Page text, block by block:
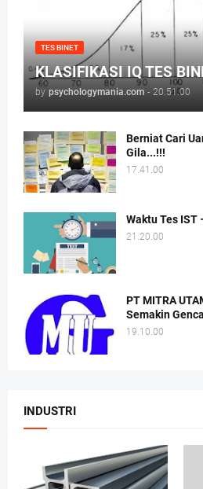
TES BINET
KLASIFIKASI IQ TES
by psychologymania.com - 20.51.00
Berniat Cari
Gila...!!!
17.41.00
Waktu Tes IST
21.20.00
PT MITRA
Semakin
19.10.00
INDUSTRI